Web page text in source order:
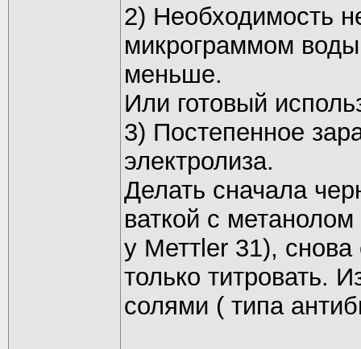
2) Необходимость
микрограммом
меньше.
Или готовый
3) Постепенное
электролиза.
Делать сначала
ваткой с
у Меттler 31), снова
только титровать.
солями ( типа